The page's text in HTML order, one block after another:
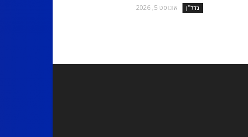
נדל''ן אוגוסט 5, 2026